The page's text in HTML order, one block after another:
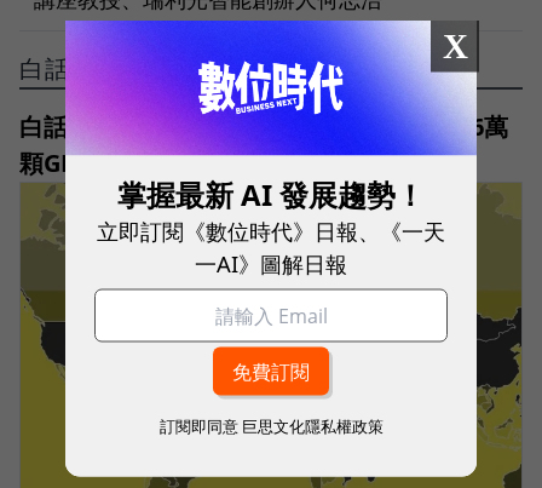
白話科技
白話科技｜主權AI是什麼？韓國為何大買26萬
顆GPU，建構主權AI基礎設施？
X
掌握最新 AI 發展趨勢！
立即訂閱《數位時代》日報、《一天
一AI》圖解日報
訂閱即同意 巨思文化隱私權政策